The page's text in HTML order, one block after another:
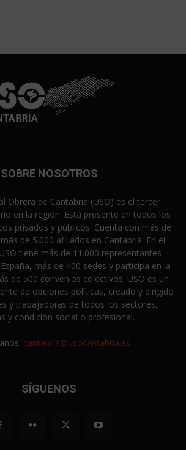
SOBRE NOSOTROS
Obrera de Cantabria (USO) es el tercer
en la región. Está presente en todos los
privados y públicos. Cuenta con más de
de 5.000 afiliados en Cantabria. En el
tiene más de 11.000 representantes
más de 400 sedes y participa en la
de 500 convenios colectivos. USO es un
de opciones políticas, creado y dirigido
y trabajadoras de todos los sectores,
y condición social o profesional.
cantabria@usocantabria.es
SÍGUENOS